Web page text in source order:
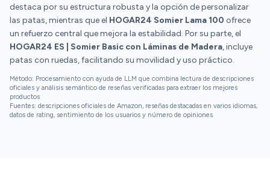
destaca por su estructura robusta y la opción de personalizar
las patas, mientras que el HOGAR24 Somier Lama 100 ofrece
un refuerzo central que mejora la estabilidad. Por su parte, el
HOGAR24 ES | Somier Basic con Láminas de Madera, incluye
patas con ruedas, facilitando su movilidad y uso práctico.
Método: Procesamiento con ayuda de LLM que combina lectura de descripciones
oficiales y análisis semántico de reseñas verificadas para extraer los mejores
productos
Fuentes: descripciones oficiales de Amazon, reseñas destacadas en varios idiomas,
datos de rating, sentimiento de los usuarios y número de opiniones